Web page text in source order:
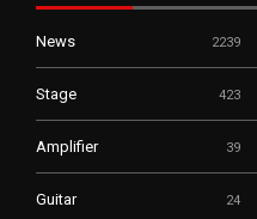
News 2239
Stage 423
Amplifier 39
Guitar 24